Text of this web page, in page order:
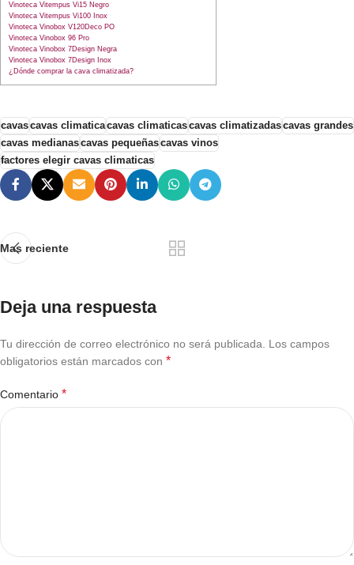
Vinoteca Vitempus Vi15 Negro
Vinoteca Vitempus Vi100 Inox
Vinoteca Vinobox V120Deco PO
Vinoteca Vinobox 96 Pro
Vinoteca Vinobox 7Design Negra
Vinoteca Vinobox 7Design Inox
¿Dónde comprar la cava climatizada?
cavascavas climaticacavas climaticascavas climatizadascavas grandes
cavas medianascavas pequeñascavas vinos
factores elegir cavas climaticas
Mas reciente
Deja una respuesta
Tu dirección de correo electrónico no será publicada.
Los campos
obligatorios están marcados con *
Comentario *